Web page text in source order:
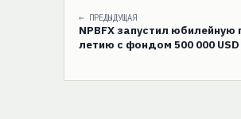
← ПРЕДЫДУЩАЯ
NPBFX запустил
летию с фондом 500 000 USD